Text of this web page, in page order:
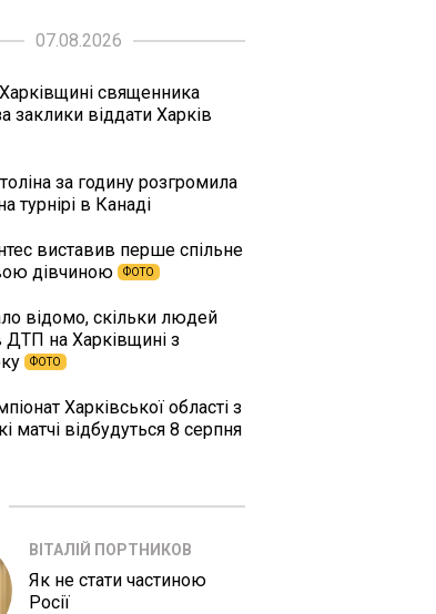
07.08.2026
священника
заклики віддати Харків
за годину розгромила
турнірі в Канаді
виставив перше спільне
дівчиною
ФОТО
відомо, скільки людей
ДТП на Харківщині з
ФОТО
Харківської області з
матчі відбудуться 8 серпня
ВІТАЛІЙ ПОРТНИКОВ
Як не стати частиною
Росії